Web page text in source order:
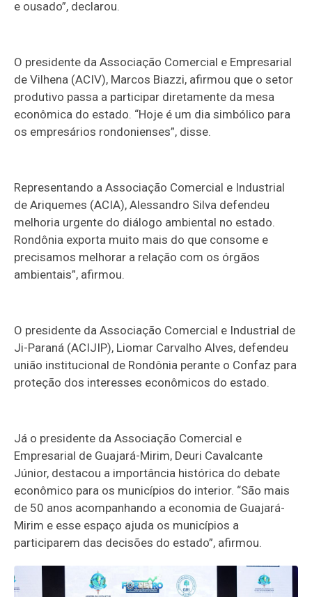
e ousado”, declarou.
O presidente da Associação Comercial e Empresarial
de Vilhena (ACIV), Marcos Biazzi, afirmou que o setor
produtivo passa a participar diretamente da mesa
econômica do estado. “Hoje é um dia simbólico para
os empresários rondonienses”, disse.
Representando a Associação Comercial e Industrial
de Ariquemes (ACIA), Alessandro Silva defendeu
melhoria urgente do diálogo ambiental no estado.
Rondônia exporta muito mais do que consome e
precisamos melhorar a relação com os órgãos
ambientais”, afirmou.
O presidente da Associação Comercial e Industrial de
Ji-Paraná (ACIJIP), Liomar Carvalho Alves, defendeu
união institucional de Rondônia perante o Confaz para
proteção dos interesses econômicos do estado.
Já o presidente da Associação Comercial e
Empresarial de Guajará-Mirim, Deuri Cavalcante
Júnior, destacou a importância histórica do debate
econômico para os municípios do interior. “São mais
de 50 anos acompanhando a economia de Guajará-
Mirim e esse espaço ajuda os municípios a
participarem das decisões do estado”, afirmou.